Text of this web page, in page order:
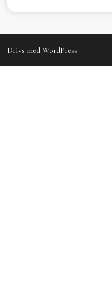
Drivs med WordPress